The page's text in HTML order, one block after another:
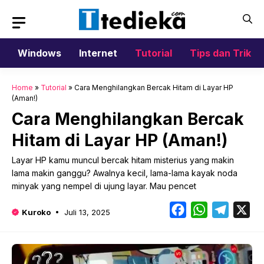
isi
Windows
Internet Tutorial Tips dan Trik
Home » Tutorial » Cara Menghilangkan Bercak Hitam di Layar HP
(Aman!)
Cara Menghilangkan Bercak
Hitam di Layar HP (Aman!)
Layar HP kamu muncul bercak hitam misterius yang makin
lama makin ganggu? Awalnya kecil, lama-lama kayak noda
minyak yang nempel di ujung layar. Mau pencet
Kuroko Juli 13, 2025 FacebookWhatsApp